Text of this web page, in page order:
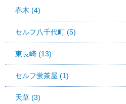
春木 (4)
セルフ八千代町 (5)
東長崎 (13)
セルフ蛍茶屋 (1)
天草 (3)